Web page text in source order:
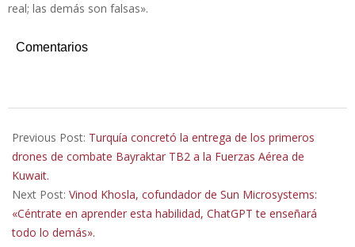
real; las demás son falsas».
Comentarios
08-
05
Previous Post: Turquía concretó la entrega de los primeros
drones de combate Bayraktar TB2 a la Fuerzas Aérea de
Kuwait.
Next Post: Vinod Khosla, cofundador de Sun Microsystems:
«Céntrate en aprender esta habilidad, ChatGPT te enseñará
todo lo demás».